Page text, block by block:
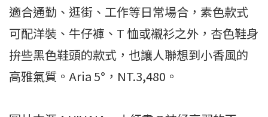
適合通勤、逛街、工作等日常場合，素色款式
可配洋裝、牛仔褲、T 恤或襯衫之外，杏色鞋身
拚些黑色鞋頭的款式，也讓人聯想到小香風的
高雅氣質。Aria 5°，NT.3,480。